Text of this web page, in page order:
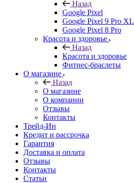
Назад
Google Pixel
Google Pixel 9 Pro XL
Google Pixel 8 Pro
Красота и здоровье
Назад
Красота и здоровье
Фитнес-браслеты
О магазине
Назад
О магазине
О компании
Отзывы
Контакты
Трейд-Ин
Кредит и рассрочка
Гарантия
Доставка и оплата
Отзывы
Контакты
Статьи